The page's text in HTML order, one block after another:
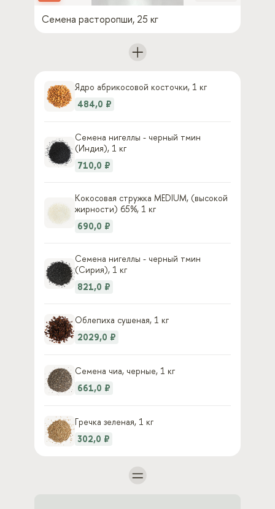
Семена расторопши, 25 кг
Ядро абрикосовой косточки, 1 кг
484,0 ₽
Семена нигеллы - черный тмин
(Индия), 1 кг
710,0 ₽
Кокосовая стружка MEDIUM, (высокой
жирности) 65%, 1 кг
690,0 ₽
Семена нигеллы - черный тмин
(Сирия), 1 кг
821,0 ₽
Облепиха сушеная, 1 кг
2029,0 ₽
Семена чиа, черные, 1 кг
661,0 ₽
Гречка зеленая, 1 кг
302,0 ₽